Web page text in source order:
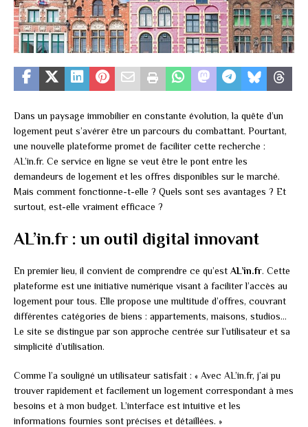
Dans un paysage immobilier en constante évolution, la quête d’un
logement peut s’avérer être un parcours du combattant. Pourtant,
une nouvelle plateforme promet de faciliter cette recherche :
AL’in.fr. Ce service en ligne se veut être le pont entre les
demandeurs de logement et les offres disponibles sur le marché.
Mais comment fonctionne-t-elle ? Quels sont ses avantages ? Et
surtout, est-elle vraiment efficace ?
AL’in.fr : un outil digital innovant
En premier lieu, il convient de comprendre ce qu’est AL’in.fr. Cette
plateforme est une initiative numérique visant à faciliter l’accès au
logement pour tous. Elle propose une multitude d’offres, couvrant
différentes catégories de biens : appartements, maisons, studios…
Le site se distingue par son approche centrée sur l’utilisateur et sa
simplicité d’utilisation.
Comme l’a souligné un utilisateur satisfait : « Avec AL’in.fr, j’ai pu
trouver rapidement et facilement un logement correspondant à mes
besoins et à mon budget. L’interface est intuitive et les
informations fournies sont précises et détaillées. »